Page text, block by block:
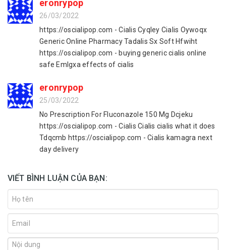
eronrypop
26/03/2022
https://oscialipop.com - Cialis Cyqley Cialis Oywoqx
Generic Online Pharmacy Tadalis Sx Soft Hfwiht
https://oscialipop.com - buying generic cialis online
safe Emlgxa effects of cialis
eronrypop
25/03/2022
No Prescription For Fluconazole 150 Mg Dcjeku
https://oscialipop.com - Cialis Cialis cialis what it does
Tdqcmb https://oscialipop.com - Cialis kamagra next
day delivery
VIẾT BÌNH LUẬN CỦA BẠN: